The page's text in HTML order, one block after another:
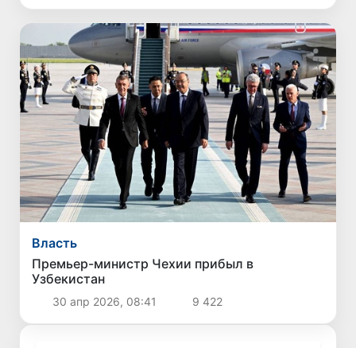
Власть
Премьер-министр Чехии прибыл в
Узбекистан
30 апр 2026, 08:41 9 422